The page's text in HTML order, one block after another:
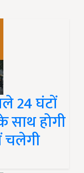
24 घंटों
साथ होगी
चलेगी